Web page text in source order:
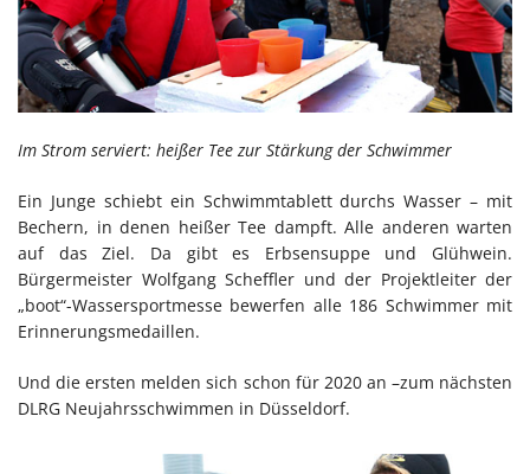
Im Strom serviert: heißer Tee zur Stärkung der Schwimmer
Ein Junge schiebt ein Schwimmtablett durchs Wasser – mit
Bechern, in denen heißer Tee dampft. Alle anderen warten
auf das Ziel. Da gibt es Erbsensuppe und Glühwein.
Bürgermeister Wolfgang Scheffler und der Projektleiter der
„boot“-Wassersportmesse bewerfen alle 186 Schwimmer mit
Erinnerungsmedaillen.
Und die ersten melden sich schon für 2020 an –zum nächsten
DLRG Neujahrsschwimmen in Düsseldorf.